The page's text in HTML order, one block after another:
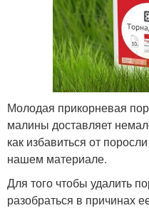
Молодая прикорневая
малины доставляет
как избавиться от
нашем материале.
Для того чтобы удалить
разобраться в причинах